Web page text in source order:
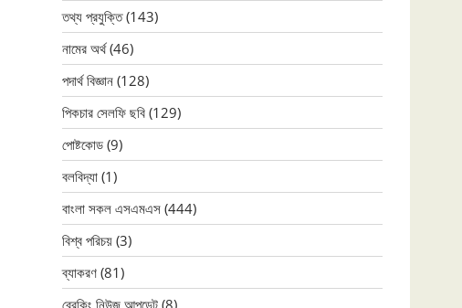
তথ্য প্রযুক্তি(143)
নামের অর্থ(46)
পদার্থ বিজ্ঞান (128)
পিকচার সেলফি ছবি (129)
পোষ্টকোড (9)
বলবিদ্যা (1)
বাংলা সকল এসএমএস (444)
বিশ্ব পরিচয় (3)
ব্যাকরণ (81)
ব্রেকিং নিউজ আপডেট (8)